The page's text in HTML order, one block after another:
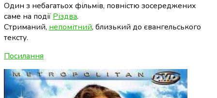
Один з небагатьох фільмів, повністю зосереджених
саме на подіїРіздва.
Стриманий, непомітний, близький до євангельського
тексту.
Посилання